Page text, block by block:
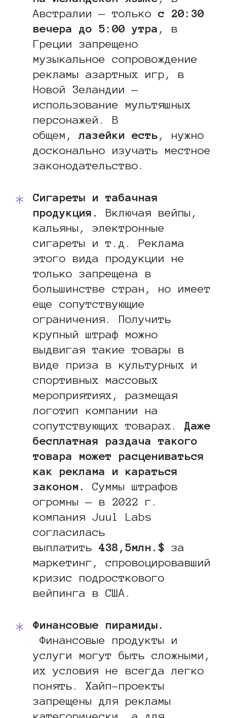
Австралии — только с 20:30
вечера до 5:00 утра , в
Греции запрещено
музыкальное сопровождение
рекламы азартных игр, в
Новой Зеландии —
использование мультяшных
персонажей. В
общем,лазейки есть , нужно
досконально изучать местное
законодательство.
Сигареты и табачная
продукция.
Включая вейпы,
кальяны, электронные
сигареты и т.д. Реклама
этого вида продукции не
только запрещена в
большинстве стран, но имеет
еще сопутствующие
ограничения. Получить
крупный штраф можно
выдвигая такие товары в
виде приза в культурных и
спортивных массовых
мероприятиях, размещая
логотип компании на
сопутствующих товарах. Даже
бесплатная раздача такого
товара может расцениваться
как реклама и караться
законом.
Суммы штрафов
огромны — в 2022 г.
компания Juul Labs
согласилась
выплатить 438,5млн.$ за
маркетинг, спровоцировавший
кризис подросткового
вейпинга в США.
Финансовые пирамиды.
Финансовые продукты и
услуги могут быть сложными,
их условия не всегда легко
понять. Хайп-проекты
запрещены для рекламы